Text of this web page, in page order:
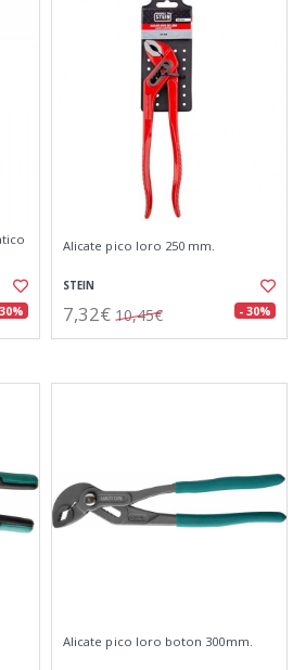
Alicate pico loro 250 mm.
STEIN
7,32€ 10,45€ - 30%
Alicate pico loro boton 300mm.